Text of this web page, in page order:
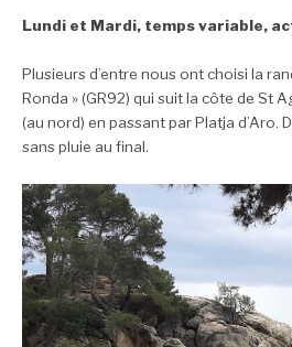
Lundi et Mardi, temps variable,
Plusieurs d’entre nous ont choisi la
Ronda » (GR92) qui suit la côte de St
(au nord) en passant par Platja d’Aro.
sans pluie au final.